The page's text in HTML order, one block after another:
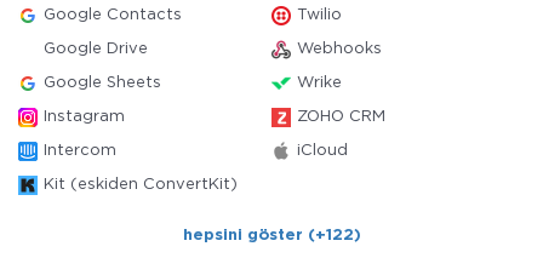
Google Contacts Twilio
Google Drive Webhooks
Google Sheets Wrike
Instagram ZOHO CRM
Intercom iCloud
Kit (eskiden ConvertKit)
hepsini göster (+122)